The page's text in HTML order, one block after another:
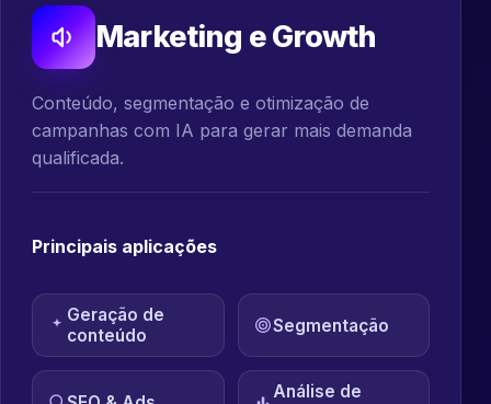
Marketing e Growth
Conteúdo, segmentação e otimização de
campanhas com IA para gerar mais demanda
qualificada.
Principais aplicações
Geração de
conteúdo
Segmentação
Análise de